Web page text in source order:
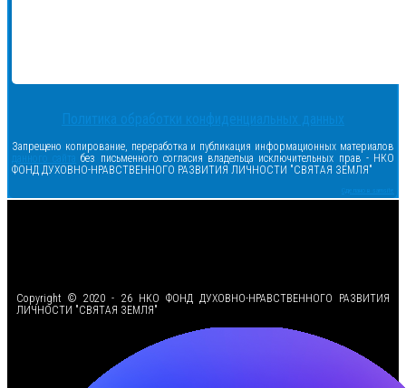
Политика обработки конфиденциальных данных
Запрещено копирование, переработка и публикация информационных материалов
данного сайта без письменного согласия владельца исключительных прав - НКО
ФОНД ДУХОВНО-НРАВСТВЕННОГО РАЗВИТИЯ ЛИЧНОСТИ "СВЯТАЯ ЗЕМЛЯ"
Сделано в samsite
Copyright © 2020 - 26 НКО ФОНД ДУХОВНО-НРАВСТВЕННОГО РАЗВИТИЯ
ЛИЧНОСТИ "СВЯТАЯ ЗЕМЛЯ"